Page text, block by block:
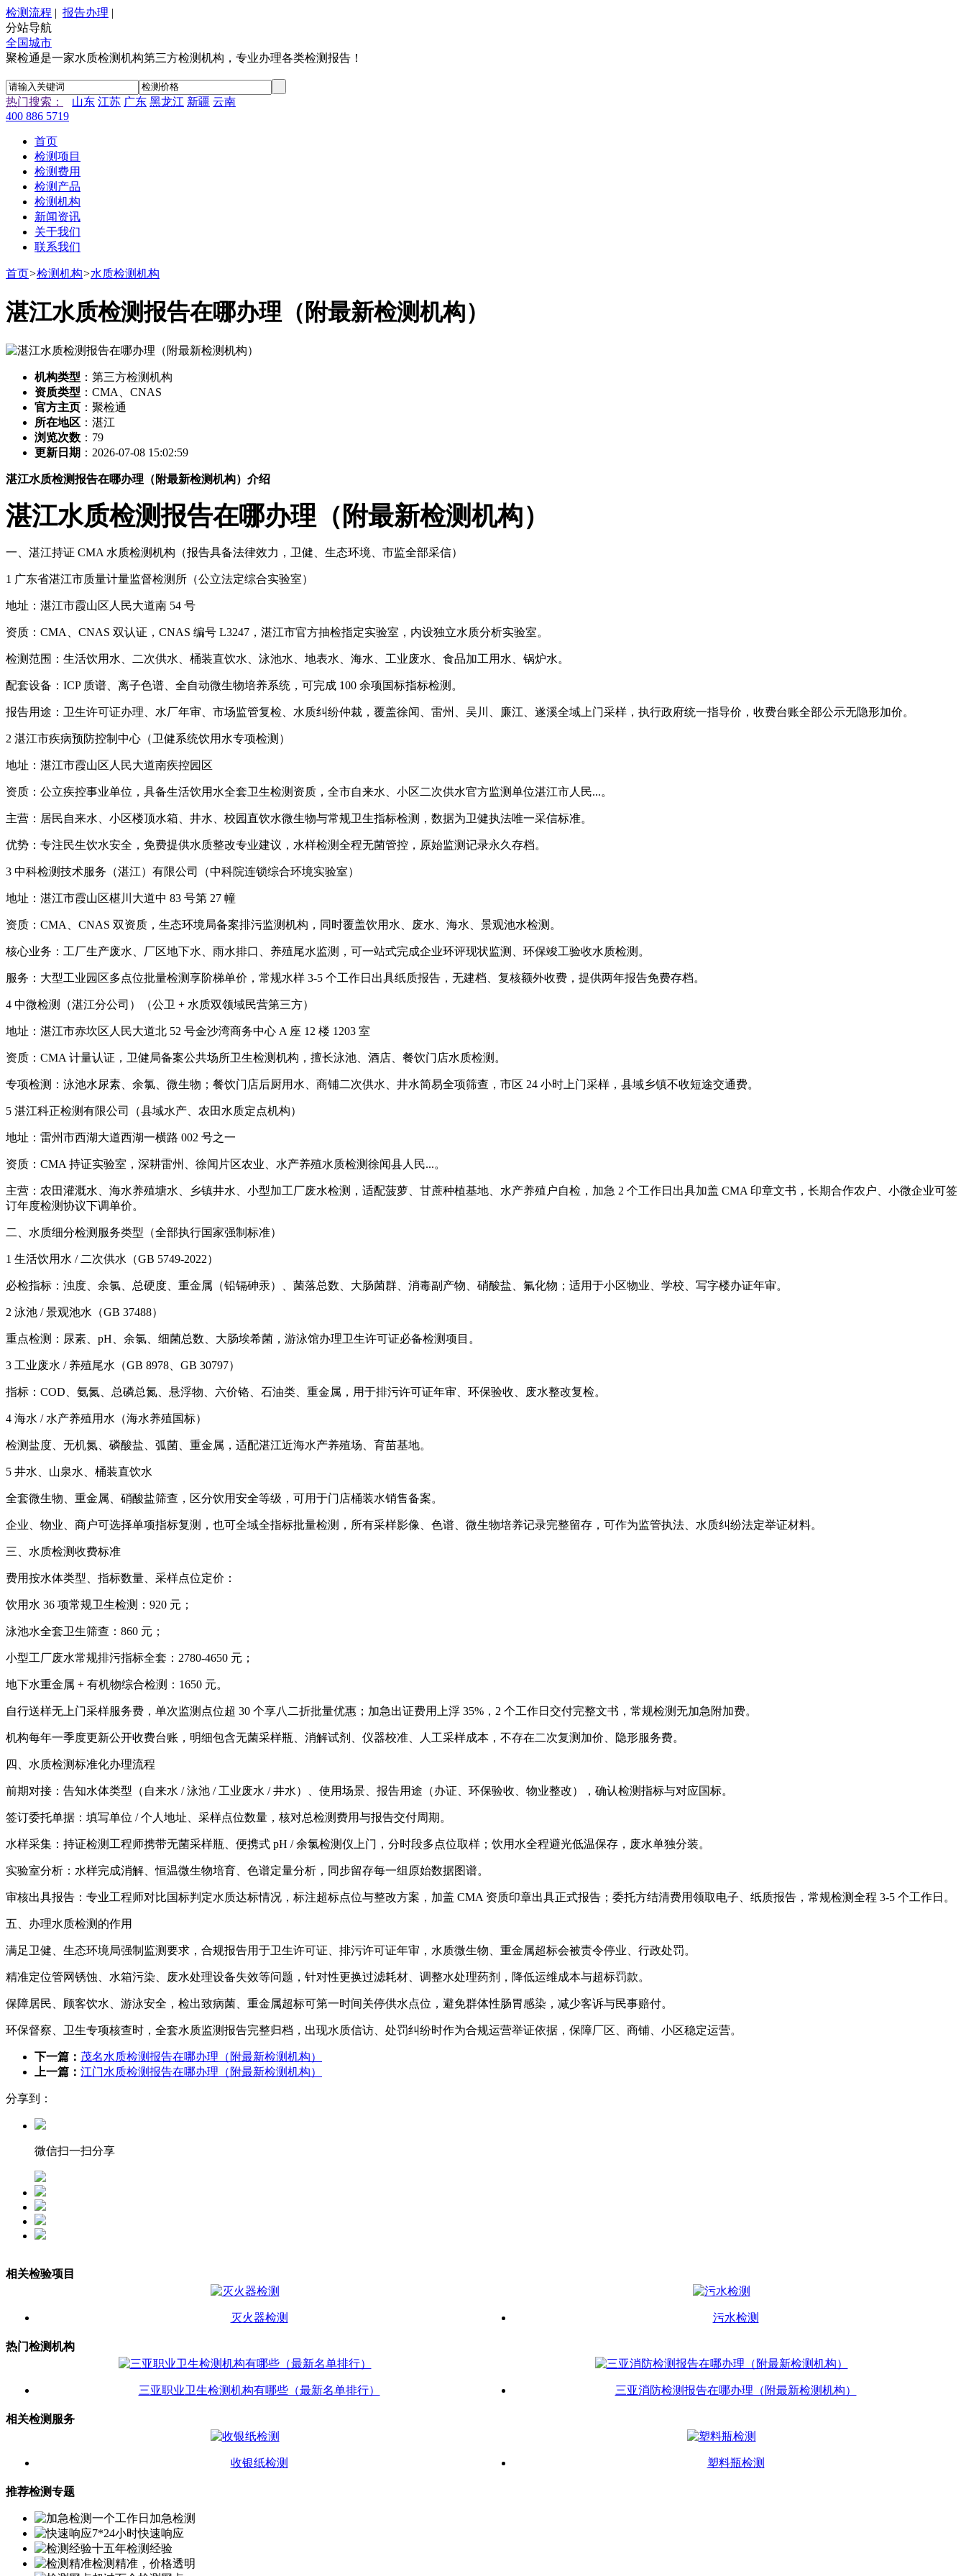
检测流程 | 报告办理 |
分站导航
全国城市
聚检通是一家水质检测机构第三方检测机构，专业办理各类检测报告！
热门搜索： 山东 江苏 广东 黑龙江 新疆 云南
400 886 5719
首页
检测项目
检测费用
检测产品
检测机构
新闻资讯
关于我们
联系我们
首页>检测机构>水质检测机构
湛江水质检测报告在哪办理（附最新检测机构）
机构类型 ：第三方检测机构
资质类型 ：CMA、CNAS
官方主页 ：聚检通
所在地区 ：湛江
浏览次数 ： 79
更新日期 ：2026-07-08 15:02:59
湛江水质检测报告在哪办理（附最新检测机构）介绍
湛江水质检测报告在哪办理（附最新检测机构）
一、湛江持证 CMA 水质检测机构（报告具备法律效力，卫健、生态环境、市监全部采信）
1 广东省湛江市质量计量监督检测所（公立法定综合实验室）
地址：湛江市霞山区人民大道南 54 号
资质：CMA、CNAS 双认证，CNAS 编号 L3247，湛江市官方抽检指定实验室，内设独立水质分析实验室。
检测范围：生活饮用水、二次供水、桶装直饮水、泳池水、地表水、海水、工业废水、食品加工用水、锅炉水。
配套设备：ICP 质谱、离子色谱、全自动微生物培养系统，可完成 100 余项国标指标检测。
报告用途：卫生许可证办理、水厂年审、市场监管复检、水质纠纷仲裁，覆盖徐闻、雷州、吴川、廉江、遂溪全域上门采样，执行政府统一指导价，收费台账全部公示无隐形加价。
2 湛江市疾病预防控制中心（卫健系统饮用水专项检测）
地址：湛江市霞山区人民大道南疾控园区
资质：公立疾控事业单位，具备生活饮用水全套卫生检测资质，全市自来水、小区二次供水官方监测单位湛江市人民...。
主营：居民自来水、小区楼顶水箱、井水、校园直饮水微生物与常规卫生指标检测，数据为卫健执法唯一采信标准。
优势：专注民生饮水安全，免费提供水质整改专业建议，水样检测全程无菌管控，原始监测记录永久存档。
3 中科检测技术服务（湛江）有限公司（中科院连锁综合环境实验室）
地址：湛江市霞山区椹川大道中 83 号第 27 幢
资质：CMA、CNAS 双资质，生态环境局备案排污监测机构，同时覆盖饮用水、废水、海水、景观池水检测。
核心业务：工厂生产废水、厂区地下水、雨水排口、养殖尾水监测，可一站式完成企业环评现状监测、环保竣工验收水质检测。
服务：大型工业园区多点位批量检测享阶梯单价，常规水样 3-5 个工作日出具纸质报告，无建档、复核额外收费，提供两年报告免费存档。
4 中微检测（湛江分公司）（公卫 + 水质双领域民营第三方）
地址：湛江市赤坎区人民大道北 52 号金沙湾商务中心 A 座 12 楼 1203 室
资质：CMA 计量认证，卫健局备案公共场所卫生检测机构，擅长泳池、酒店、餐饮门店水质检测。
专项检测：泳池水尿素、余氯、微生物；餐饮门店后厨用水、商铺二次供水、井水简易全项筛查，市区 24 小时上门采样，县域乡镇不收短途交通费。
5 湛江科正检测有限公司（县域水产、农田水质定点机构）
地址：雷州市西湖大道西湖一横路 002 号之一
资质：CMA 持证实验室，深耕雷州、徐闻片区农业、水产养殖水质检测徐闻县人民...。
主营：农田灌溉水、海水养殖塘水、乡镇井水、小型加工厂废水检测，适配菠萝、甘蔗种植基地、水产养殖户自检，加急 2 个工作日出具加盖 CMA 印章文书，长期合作农户、小微企业可签
订年度检测协议下调单价。
二、水质细分检测服务类型（全部执行国家强制标准）
1 生活饮用水 / 二次供水（GB 5749-2022）
必检指标：浊度、余氯、总硬度、重金属（铅镉砷汞）、菌落总数、大肠菌群、消毒副产物、硝酸盐、氟化物；适用于小区物业、学校、写字楼办证年审。
2 泳池 / 景观池水（GB 37488）
重点检测：尿素、pH、余氯、细菌总数、大肠埃希菌，游泳馆办理卫生许可证必备检测项目。
3 工业废水 / 养殖尾水（GB 8978、GB 30797）
指标：COD、氨氮、总磷总氮、悬浮物、六价铬、石油类、重金属，用于排污许可证年审、环保验收、废水整改复检。
4 海水 / 水产养殖用水（海水养殖国标）
检测盐度、无机氮、磷酸盐、弧菌、重金属，适配湛江近海水产养殖场、育苗基地。
5 井水、山泉水、桶装直饮水
全套微生物、重金属、硝酸盐筛查，区分饮用安全等级，可用于门店桶装水销售备案。
企业、物业、商户可选择单项指标复测，也可全域全指标批量检测，所有采样影像、色谱、微生物培养记录完整留存，可作为监管执法、水质纠纷法定举证材料。
三、水质检测收费标准
费用按水体类型、指标数量、采样点位定价：
饮用水 36 项常规卫生检测：920 元；
泳池水全套卫生筛查：860 元；
小型工厂废水常规排污指标全套：2780-4650 元；
地下水重金属 + 有机物综合检测：1650 元。
自行送样无上门采样服务费，单次监测点位超 30 个享八二折批量优惠；加急出证费用上浮 35%，2 个工作日交付完整文书，常规检测无加急附加费。
机构每年一季度更新公开收费台账，明细包含无菌采样瓶、消解试剂、仪器校准、人工采样成本，不存在二次复测加价、隐形服务费。
四、水质检测标准化办理流程
前期对接：告知水体类型（自来水 / 泳池 / 工业废水 / 井水）、使用场景、报告用途（办证、环保验收、物业整改），确认检测指标与对应国标。
签订委托单据：填写单位 / 个人地址、采样点位数量，核对总检测费用与报告交付周期。
水样采集：持证检测工程师携带无菌采样瓶、便携式 pH / 余氯检测仪上门，分时段多点位取样；饮用水全程避光低温保存，废水单独分装。
实验室分析：水样完成消解、恒温微生物培育、色谱定量分析，同步留存每一组原始数据图谱。
审核出具报告：专业工程师对比国标判定水质达标情况，标注超标点位与整改方案，加盖 CMA 资质印章出具正式报告；委托方结清费用领取电子、纸质报告，常规检测全程 3-5 个工作日。
五、办理水质检测的作用
满足卫健、生态环境局强制监测要求，合规报告用于卫生许可证、排污许可证年审，水质微生物、重金属超标会被责令停业、行政处罚。
精准定位管网锈蚀、水箱污染、废水处理设备失效等问题，针对性更换过滤耗材、调整水处理药剂，降低运维成本与超标罚款。
保障居民、顾客饮水、游泳安全，检出致病菌、重金属超标可第一时间关停供水点位，避免群体性肠胃感染，减少客诉与民事赔付。
环保督察、卫生专项核查时，全套水质监测报告完整归档，出现水质信访、处罚纠纷时作为合规运营举证依据，保障厂区、商铺、小区稳定运营。
下一篇： 茂名水质检测报告在哪办理（附最新检测机构）
上一篇： 江门水质检测报告在哪办理（附最新检测机构）
分享到：
微信扫一扫分享
相关检验项目
灭火器检测 污水检测
热门检测机构
三亚职业卫生检测机构有哪些（最新名单排行） 三亚消防检测报告在哪办理（附最新检测机构）
相关检测服务
收银纸检测 塑料瓶检测
推荐检测专题
一个工作日加急检测
7*24小时快速响应
十五年检测经验
检测精准，价格透明